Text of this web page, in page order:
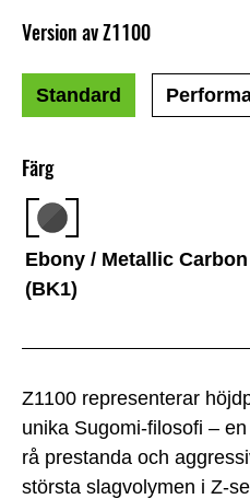
Z1100 representerar
unika Sugomi-filosofi –
rå prestanda och
största slagvolymen i Z-
Färg
Ebony / Metallic
(BK1)
Version av Z1100
Standard